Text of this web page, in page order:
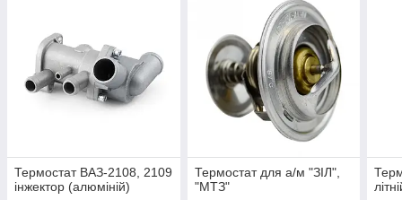
Термостат ВАЗ-2108, 2109
інжектор (алюміній)
Термостат для а/м "ЗІЛ",
"МТЗ"